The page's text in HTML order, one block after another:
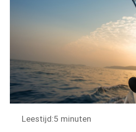
Leestijd:5 minuten